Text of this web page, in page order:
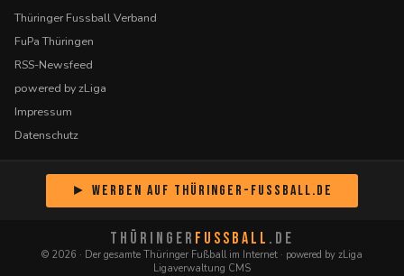
Thüringer Fussball Verband
FuPa Thüringen
RSS-Newsfeed
powered by zLiga
Impressum
Datenschutz
► Werben auf Thüringer-Fussball.de
THÜRINGER FUSSBALL .DE
© 2026 · Der gesamte Thüringer Fußball im Internet · powered by zLiga
Ligaverwaltung CMS